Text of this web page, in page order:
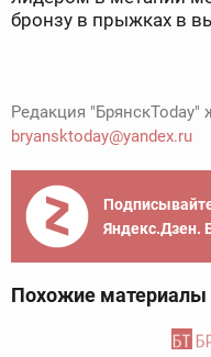
бронзу в прыжках в
Редакция
bryansktoday@yandex.ru
Яндекс.Дзен.
Похожие материалы